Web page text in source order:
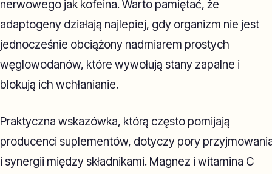
nerwowego jak kofeina. Warto pamiętać, że
adaptogeny działają najlepiej, gdy organizm nie jest
jednocześnie obciążony nadmiarem prostych
węglowodanów, które wywołują stany zapalne i
blokują ich wchłanianie.
Praktyczna wskazówka, którą często pomijają
producenci suplementów, dotyczy pory
i synergii między składnikami. Magnez i witamina C